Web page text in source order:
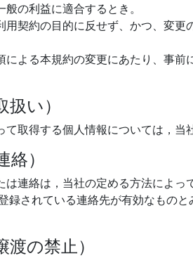
の利益に適合するとき。
用契約の目的に反せず、かつ、変
による本規約の変更にあたり、事
い）
取得する個人情報については，
）
連絡は，当社の定める方法によ
録されている連絡先が有効なもの
の禁止）